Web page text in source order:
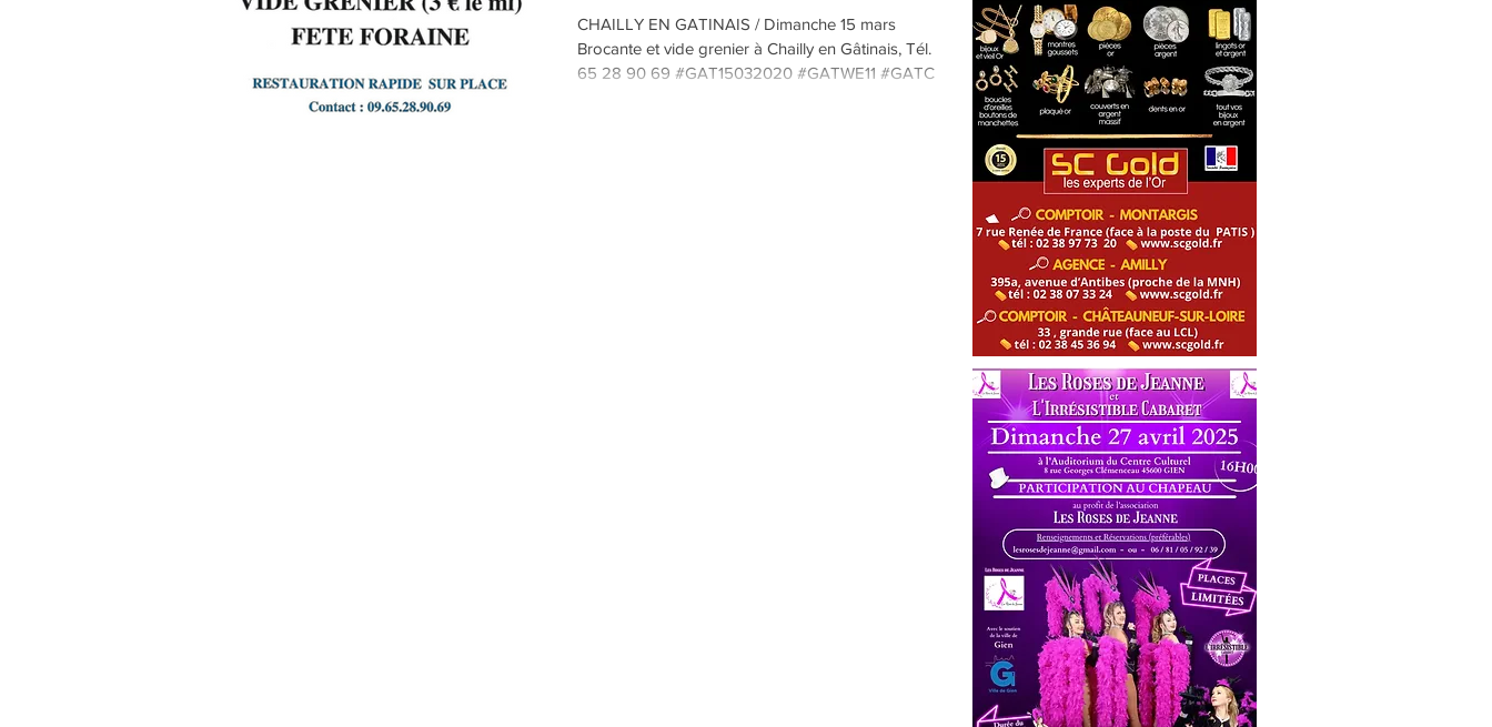
TOUT PRÈS TOUT PROCHE GIENNOIS TOUT PRÈS TOUT PROCHE GÂTINAIS
S'ABONNER
CHAILLY EN GATINAIS / Dimanche 15 mars
Brocante et vide grenier à Chailly en Gâtinais, Tél. 09
65 28 90 69 #GAT15032020 #GATWE11 #GATCetF